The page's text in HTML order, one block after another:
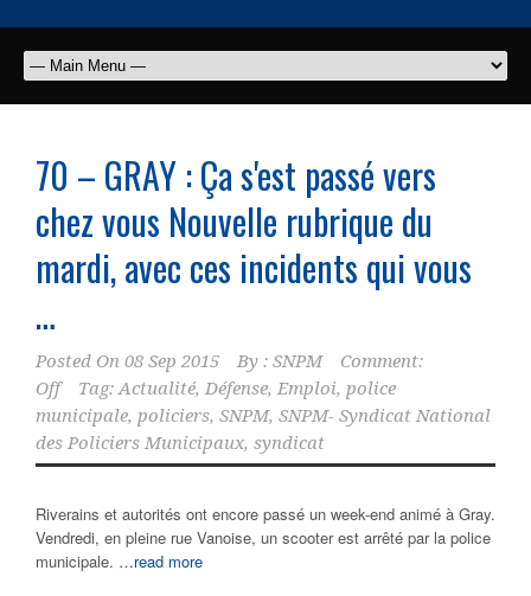
70 – GRAY : Ça s'est passé vers
chez vous Nouvelle rubrique du
mardi, avec ces incidents qui vous
…
Posted On 08 Sep 2015 By : SNPM
Comment:
Off
Tag:Actualité, Défense, Emploi, police
municipale, policiers, SNPM, SNPM- Syndicat National
des Policiers Municipaux, syndicat
Riverains et autorités ont encore passé un week-end animé à Gray.
Vendredi, en pleine rue Vanoise, un scooter est arrêté par la police
municipale. …read more